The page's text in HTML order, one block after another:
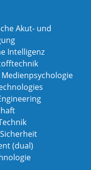
Akut- und
Intelligenz
(dual)